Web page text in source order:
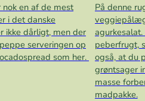
en af de mest
i det danske
ikke dårligt, men der
serveringen op
som her.
På denne
peberfrugt,
også, at du
grøntsager
masse
madpakke.